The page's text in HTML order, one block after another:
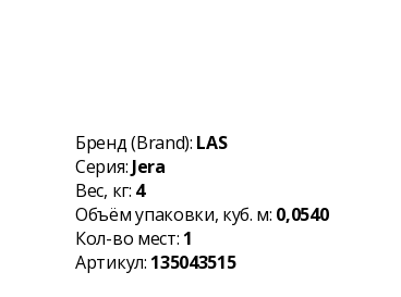
Бренд (Brand): LAS
Серия: Jera
Вес, кг: 4
Объём упаковки, куб. м: 0,0540
Кол-во мест: 1
Артикул: 135043515